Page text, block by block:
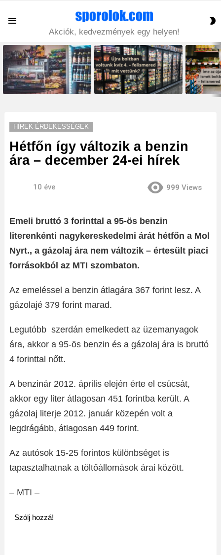
Akciók, kedvezmények egy helyen!
LATEST
STORIES
HÍREK-ÉRDEKESSÉGEK
Hétfőn így változik a benzin
ára – december 24-ei hírek
10 éve 999 Views
Emeli bruttó 3 forinttal a 95-ös benzin
literenkénti nagykereskedelmi árát hétfőn a Mol
Nyrt., a gázolaj ára nem változik – értesült piaci
forrásokból az MTI szombaton.
Az emeléssel a benzin átlagára 367 forint lesz. A
gázolajé 379 forint marad.
Legutóbb szerdán emelkedett az üzemanyagok
ára, akkor a 95-ös benzin és a gázolaj ára is bruttó
4 forinttal nőtt.
A benzinár 2012. április elején érte el csúcsát,
akkor egy liter átlagosan 451 forintba került. A
gázolaj literje 2012. január közepén volt a
legdrágább, átlagosan 449 forint.
Az autósok 15-25 forintos különbséget is
tapasztalhatnak a töltőállomások árai között.
– MTI –
Szólj hozzá!